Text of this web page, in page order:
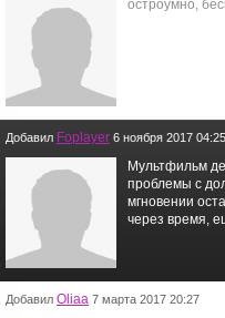
остроумно,
Добавил Foplayer 6 ноября 2017 04:25
Мультфильм
проблемы с
мгновении
через время,
Добавил Oliaa 7 марта 2017 20:27